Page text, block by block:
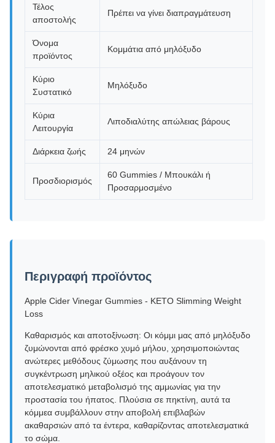
Τέλος
αποστολής
Πρέπει να γίνει διαπραγμάτευση
Όνομα
προϊόντος
Κομμάτια από μηλόξυδο
Κύριο
Συστατικό
Μηλόξυδο
Κύρια
Λειτουργία
Λιποδιαλύτης απώλειας βάρους
Διάρκεια ζωής 24 μηνών
Προσδιορισμός
60 Gummies / Μπουκάλι ή
Προσαρμοσμένο
Περιγραφή προϊόντος
Apple Cider Vinegar Gummies - KETO Slimming Weight
Loss
Καθαρισμός και αποτοξίνωση: Οι κόμμι μας από μηλόξυδο
ζυμώνονται από φρέσκο ​​χυμό μήλου, χρησιμοποιώντας
ανώτερες μεθόδους ζύμωσης που αυξάνουν τη
συγκέντρωση μηλικού οξέος και προάγουν τον
αποτελεσματικό μεταβολισμό της αμμωνίας για την
προστασία του ήπατος. Πλούσια σε πηκτίνη, αυτά τα
κόμμεα συμβάλλουν στην αποβολή επιβλαβών
ακαθαρσιών από τα έντερα, καθαρίζοντας αποτελεσματικά
το σώμα.